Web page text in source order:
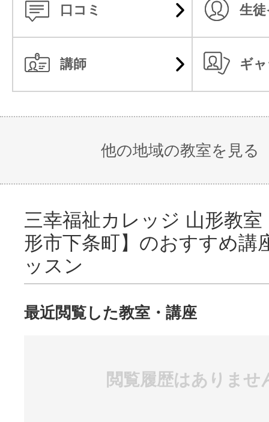
口コミ 生
講師 ギ
他の地域の教室を見る
三幸福祉カレッジ 山形教室
形市下条町】のおすすめ講
ッスン
最近閲覧した教室・講座
閲覧履歴はありませ